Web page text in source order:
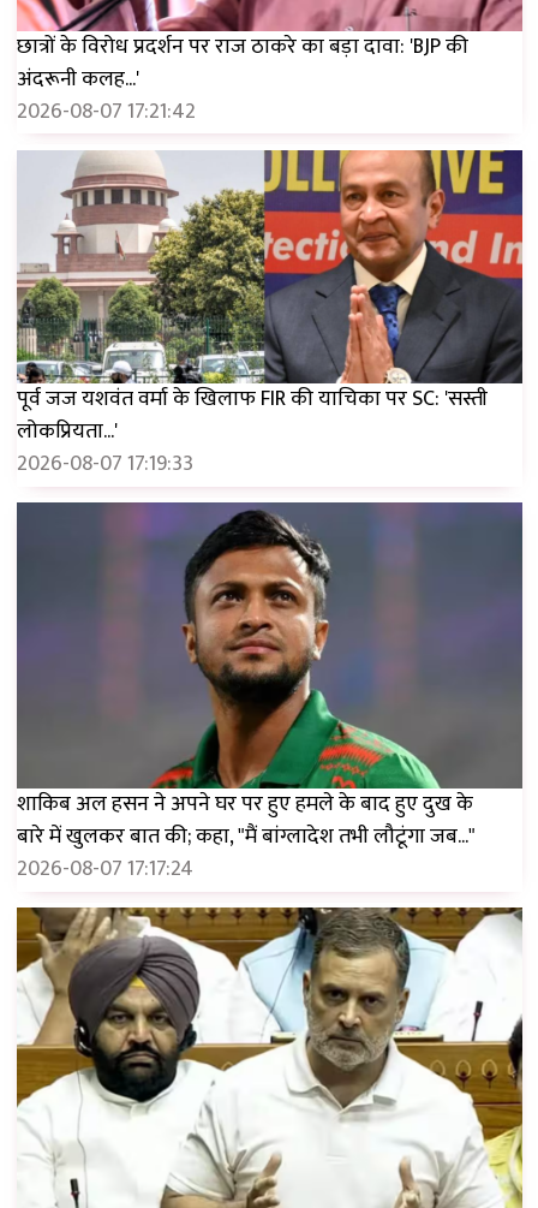
छात्रों के विरोध प्रदर्शन पर राज ठाकरे का बड़ा दावा: 'BJP की
अंदरूनी कलह...'
2026-08-07 17:21:42
पूर्व जज यशवंत वर्मा के खिलाफ FIR की याचिका पर SC: 'सस्ती
लोकप्रियता...'
2026-08-07 17:19:33
शाकिब अल हसन ने अपने घर पर हुए हमले के बाद हुए दुख के
बारे में खुलकर बात की; कहा, "मैं बांग्लादेश तभी लौटूंगा जब..."
2026-08-07 17:17:24